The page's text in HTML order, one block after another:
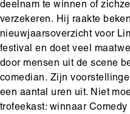
deelnam te winnen of
verzekeren. Hij raakte
nieuwjaarsoverzicht voor
festival en doet veel
door mensen uit de scene
comedian. Zijn
een aantal uren uit. Niet
trofeekast: winnaar